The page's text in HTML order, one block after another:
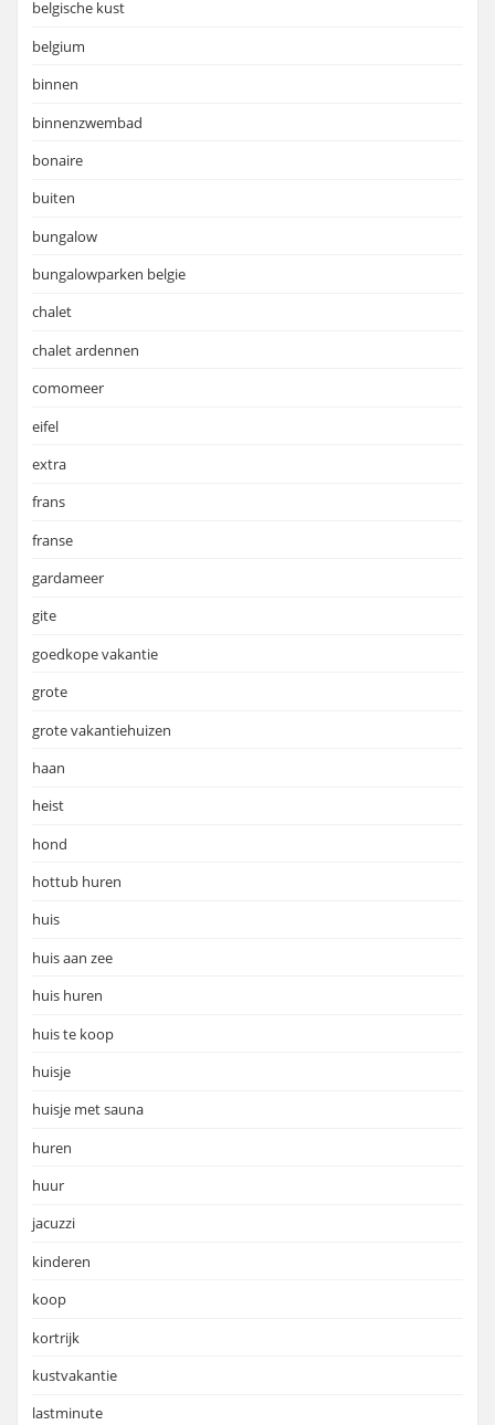
belgische kust
belgium
binnen
binnenzwembad
bonaire
buiten
bungalow
bungalowparken belgie
chalet
chalet ardennen
comomeer
eifel
extra
frans
franse
gardameer
gite
goedkope vakantie
grote
grote vakantiehuizen
haan
heist
hond
hottub huren
huis
huis aan zee
huis huren
huis te koop
huisje
huisje met sauna
huren
huur
jacuzzi
kinderen
koop
kortrijk
kustvakantie
lastminute